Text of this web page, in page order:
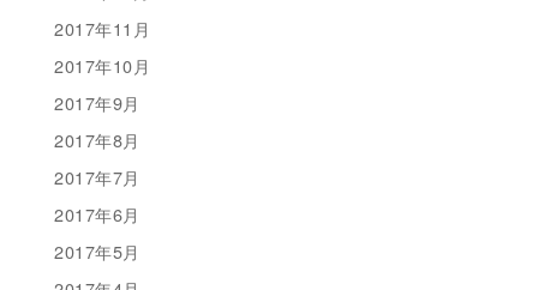
2017年11月
2017年10月
2017年9月
2017年8月
2017年7月
2017年6月
2017年5月